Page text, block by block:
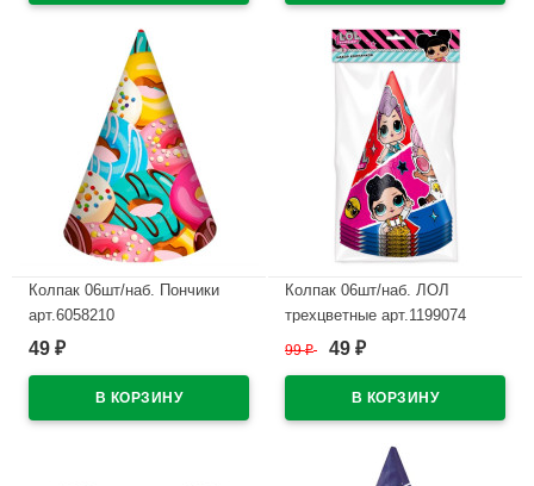
Колпак 06шт/наб. Пончики
арт.6058210
В наличии
49 ₽
Колпак 06шт/наб. ЛОЛ
трехцветные арт.1199074
В наличии
99₽ 49 ₽